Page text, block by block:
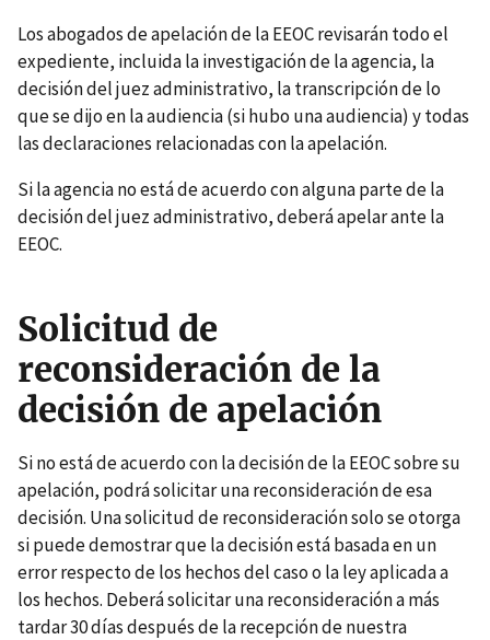
Los abogados de apelación de la EEOC revisarán todo el
expediente, incluida la investigación de la agencia, la
decisión del juez administrativo, la transcripción de lo
que se dijo en la audiencia (si hubo una audiencia) y todas
las declaraciones relacionadas con la apelación.
Si la agencia no está de acuerdo con alguna parte de la
decisión del juez administrativo, deberá apelar ante la
EEOC.
Solicitud de
reconsideración de la
decisión de apelación
Si no está de acuerdo con la decisión de la EEOC sobre su
apelación, podrá solicitar una reconsideración de esa
decisión. Una solicitud de reconsideración solo se otorga
si puede demostrar que la decisión está basada en un
error respecto de los hechos del caso o la ley aplicada a
los hechos. Deberá solicitar una reconsideración a más
tardar 30 días después de la recepción de nuestra